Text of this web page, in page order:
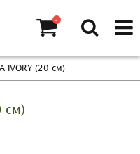
0
IVORY (20 см)
см)